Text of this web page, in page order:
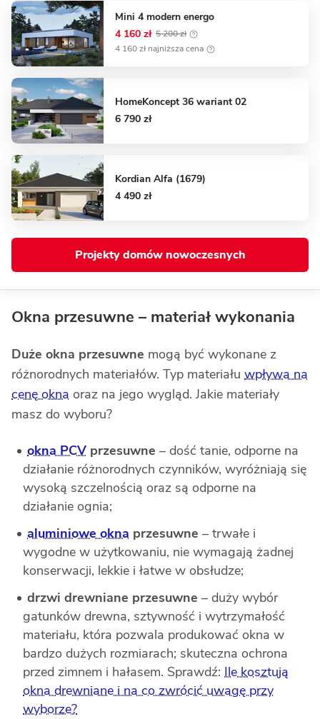
Mini 4 modern energo
4 160 zł 5 200 zł
4 160 zł najniższa cena
HomeKoncept 36 wariant 02
6 790 zł
Kordian Alfa (1679)
4 490 zł
Projekty domów nowoczesnych
Okna przesuwne – materiał wykonania
Duże okna przesuwne mogą być wykonane z
różnorodnych materiałów. Typ materiału wpływa na
cenę okna oraz na jego wygląd. Jakie materiały
masz do wyboru?
okna PCV przesuwne – dość tanie, odporne na
działanie różnorodnych czynników, wyróżniają się
wysoką szczelnością oraz są odporne na
działanie ognia;
aluminiowe okna przesuwne – trwałe i
wygodne w użytkowaniu, nie wymagają żadnej
konserwacji, lekkie i łatwe w obsłudze;
drzwi drewniane przesuwne – duży wybór
gatunków drewna, sztywność i wytrzymałość
materiału, która pozwala produkować okna w
bardzo dużych rozmiarach; skuteczna ochrona
przed zimnem i hałasem. Sprawdź: Ile kosztują
okna drewniane i na co zwrócić uwagę przy
wyborze?